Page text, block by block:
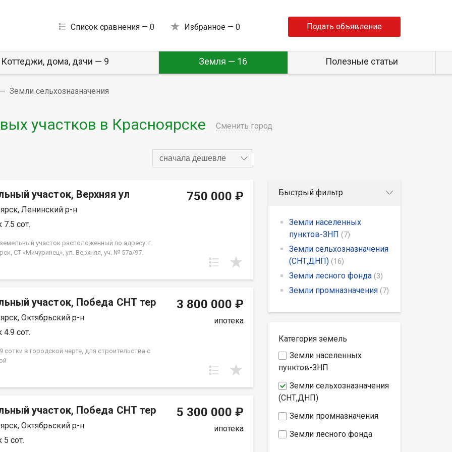
Список сравнения — 0 Избранное — 0 Подать объявление
Коттеджи, дома, дачи — 9 Земля — 16 Полезные статьи
Земли сельхозназначения
участков в Красноярске Сменить город
сначала дешевле
участок, Верхняя ул
Ленинский р-н
7.5 сот.
участок расположенный по адресу: г.
СТ «Мичуринец», ул. Верхняя, уч. № 57а/97.
750 кв.м, кадастровый номер:
Под забор установлены металлические
Для полива проведён летний водопровод, трубы
на полипропиленовые, проведено
Покупая наш участок, вы станете
большого сада, где растут яблони, груши,
вишня, жимолость, малина и т.п. Документы в
проведено межевание, один взрослый
750 000 ₽
участок, Победа СНТ тер
Октябрьский р-н
4.9 сот.
сотки в городской черте, для строительства с
3 800 000 ₽
ипотека
участок, Победа СНТ тер
Октябрьский р-н
5 сот.
5 300 000 ₽
ипотека
Быстрый фильтр
Земли населенных
пунктов-ЗНП (7)
Земли сельхозназначения
(СНТ,ДНП) (16)
Земли лесного фонда (3)
Земли промназначения (7)
Категория земель
Земли населенных
пунктов-ЗНП
Земли сельхозназначения
(СНТ,ДНП)
Земли промназначения
Земли лесного фонда